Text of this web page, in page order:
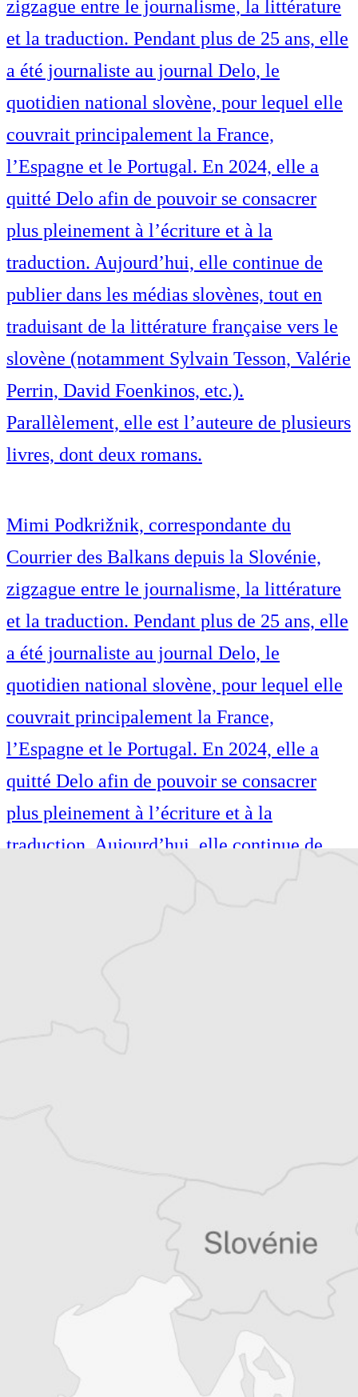
zigzague entre le journalisme, la littérature
et la traduction. Pendant plus de 25 ans, elle
a été journaliste au journal Delo, le
quotidien national slovène, pour lequel elle
couvrait principalement la France,
l’Espagne et le Portugal. En 2024, elle a
quitté Delo afin de pouvoir se consacrer
plus pleinement à l’écriture et à la
traduction. Aujourd’hui, elle continue de
publier dans les médias slovènes, tout en
traduisant de la littérature française vers le
slovène (notamment Sylvain Tesson, Valérie
Perrin, David Foenkinos, etc.).
Parallèlement, elle est l’auteure de plusieurs
livres, dont deux romans.
Mimi Podkrižnik, correspondante du
Courrier des Balkans depuis la Slovénie,
zigzague entre le journalisme, la littérature
et la traduction. Pendant plus de 25 ans, elle
a été journaliste au journal Delo, le
quotidien national slovène, pour lequel elle
couvrait principalement la France,
l’Espagne et le Portugal. En 2024, elle a
quitté Delo afin de pouvoir se consacrer
plus pleinement à l’écriture et à la
traduction. Aujourd’hui, elle continue de